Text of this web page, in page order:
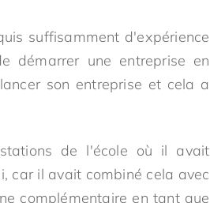
suffisamment d'expérience
démarrer une entreprise en
son entreprise et cela a
de l'école où il avait
car il avait combiné cela avec
complémentaire en tant que